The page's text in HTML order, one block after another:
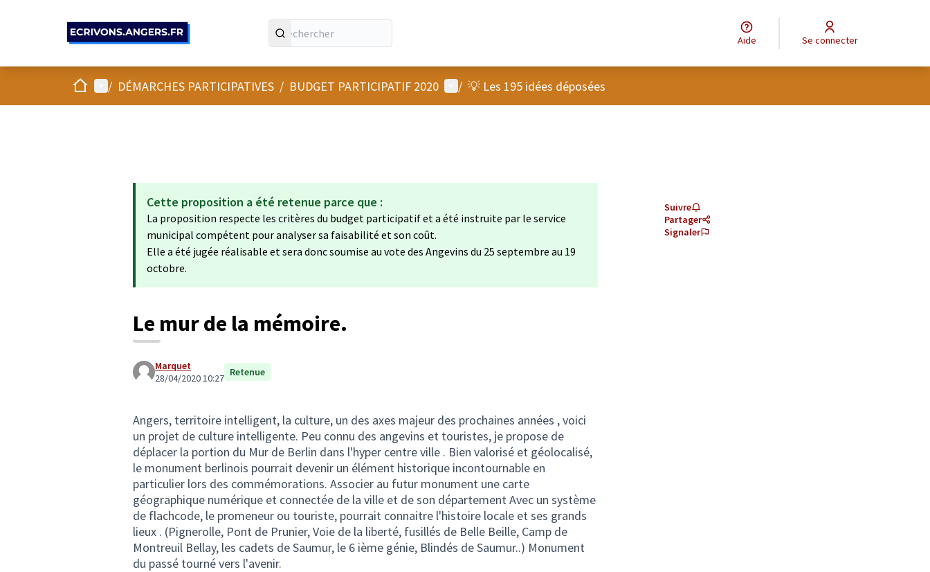
Aide Se connecter
AccueilMenu principal
/ DÉMARCHES PARTICIPATIVES / BUDGET PARTICIPATIF 2020 Menu utilisateur
/ 💡 Les 195 idées déposées
Cette proposition a été retenue parce que :
La proposition respecte les critères du budget participatif et a été instruite par le service
municipal compétent pour analyser sa faisabilité et son coût.
Elle a été jugée réalisable et sera donc soumise au vote des Angevins du 25 septembre au 19
octobre.
Le mur de la mémoire.
Marquet
28/04/2020 10:27 Retenue
Angers, territoire intelligent, la culture, un des axes majeur des prochaines années , voici
un projet de culture intelligente. Peu connu des angevins et touristes, je propose de
déplacer la portion du Mur de Berlin dans l'hyper centre ville . Bien valorisé et géolocalisé,
le monument berlinois pourrait devenir un élément historique incontournable en
particulier lors des commémorations. Associer au futur monument une carte
géographique numérique et connectée de la ville et de son département Avec un système
de flachcode, le promeneur ou touriste, pourrait connaitre l'histoire locale et ses grands
lieux . (Pignerolle, Pont de Prunier, Voie de la liberté, fusillés de Belle Beille, Camp de
Montreuil Bellay, les cadets de Saumur, le 6 ième génie, Blindés de Saumur..) Monument
du passé tourné vers l'avenir.
Suivre
Partager
Signaler